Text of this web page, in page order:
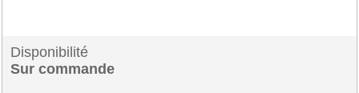
Disponibilité
Sur commande